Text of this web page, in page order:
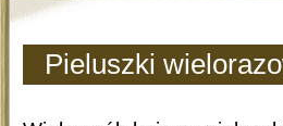
Pieluszki